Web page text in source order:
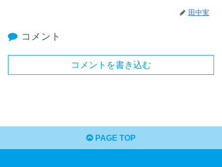
田中実
コメント
コメントを書き込む
PAGE TOP